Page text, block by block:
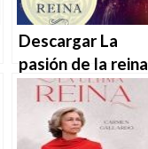
Descargar La
pasión de la reina
– María Pilar
Queralt en EPUB
| PDF | MOBI